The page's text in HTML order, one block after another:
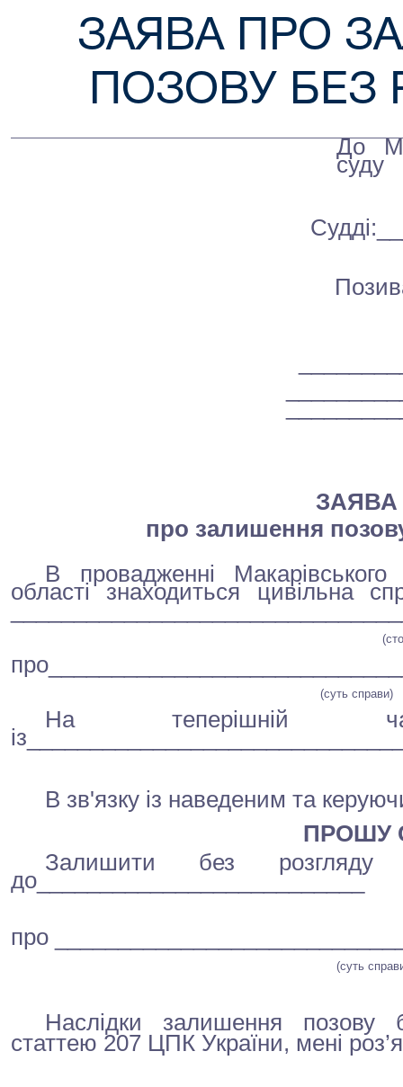
ЗАЯВА ПРО
ПОЗОВУ БЕЗ
До
суду
Судді:
ЗАЯВА
про залишення
В провадженні Макарівського
області знаходиться цивільна
__________________________
(суть справи)
На теперішній
із
В зв'язку із наведеним та
ПРОШУ
Залишити без
до__________ ________________
про
(суть
Наслідки залишення позову
статтею 207 ЦПК України, мені